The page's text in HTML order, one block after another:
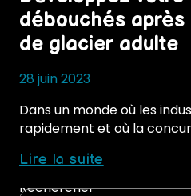
débouchés
de glacier adulte
28 juin 2023
Dans un monde où les
rapidement et où la
Lire la suite
Rechercher